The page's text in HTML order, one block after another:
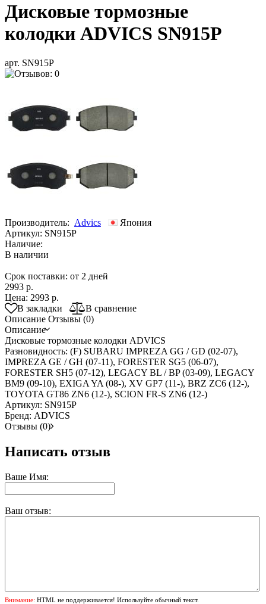
Дисковые тормозные
колодки ADVICS SN915P
арт. SN915P
Производитель: Advics
Япония
Артикул: SN915P
Наличие:
В наличии
Срок поставки: от 2 дней
2993 р.
Цена: 2993 р.
В закладки
В сравнение
Описание Отзывы (0)
Описание
Дисковые тормозные колодки ADVICS
Разновидность: (F) SUBARU IMPREZA GG / GD (02-07),
IMPREZA GE / GH (07-11), FORESTER SG5 (06-07),
FORESTER SH5 (07-12), LEGACY BL / BP (03-09), LEGACY
BM9 (09-10), EXIGA YA (08-), XV GP7 (11-), BRZ ZC6 (12-),
TOYOTA GT86 ZN6 (12-), SCION FR-S ZN6 (12-)
Артикул: SN915P
Бренд: ADVICS
Отзывы (0)
Написать отзыв
Ваше Имя:
Ваш отзыв:
Внимание: HTML не поддерживается! Используйте обычный текст.